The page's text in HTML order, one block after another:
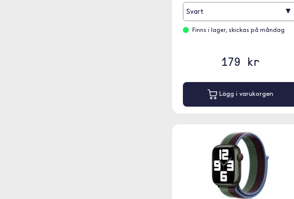
Svart ▾
Finns i lager, skickas på måndag
179 kr
Lägg i varukorgen